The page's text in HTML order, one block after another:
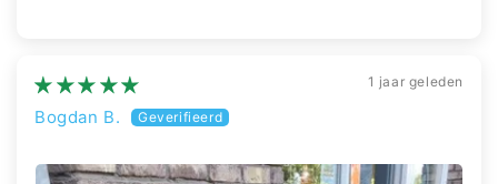
1 jaar geleden
Bogdan B.